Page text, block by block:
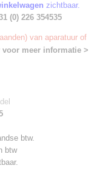
zichtbaar.
(0) 226 354535
van aparatuur of
voor meer informatie >
btw.
btw